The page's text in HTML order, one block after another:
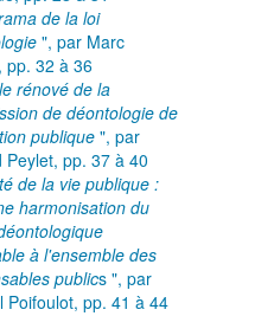
de la loi
", par Marc
pp. 32 à 36
rénové de la
de déontologie de
publique", par
Peylet, pp. 37 à 40
de la vie publique :
harmonisation du
à l'ensemble des
publics ", par
Poifoulot, pp. 41 à 44